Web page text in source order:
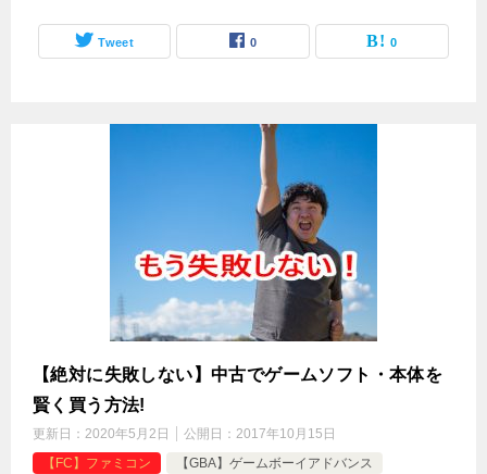
Tweet 0 0
【絶対に失敗しない】中古でゲームソフト・本体を
賢く買う方法!
更新日： 2020年5月2日 公開日： 2017年10月15日
【FC】ファミコン
【GBA】ゲームボーイアドバンス